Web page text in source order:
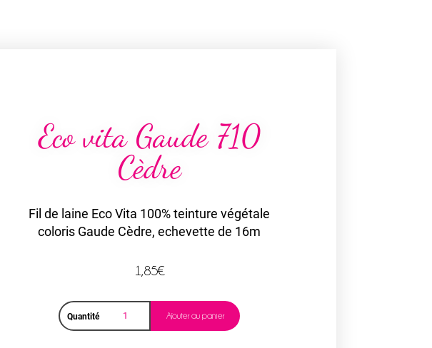
Eco vita Gaude 710
Cèdre
Fil de laine Eco Vita 100% teinture végétale
coloris Gaude Cèdre, echevette de 16m
1,85€
Quantité Ajouter au panier